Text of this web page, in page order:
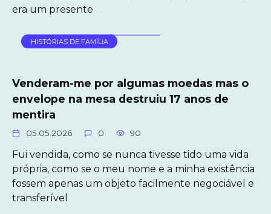
era um presente
HISTÓRIAS DE FAMÍLIA
Venderam-me por algumas moedas mas o
envelope na mesa destruiu 17 anos de
mentira
05.05.2026 0 90
Fui vendida, como se nunca tivesse tido uma vida
própria, como se o meu nome e a minha existência
fossem apenas um objeto facilmente negociável e
transferível